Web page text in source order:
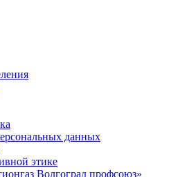
данных
этике
Волгоград профсоюз»